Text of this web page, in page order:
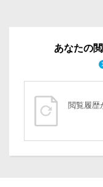
あなたの
閲覧履歴